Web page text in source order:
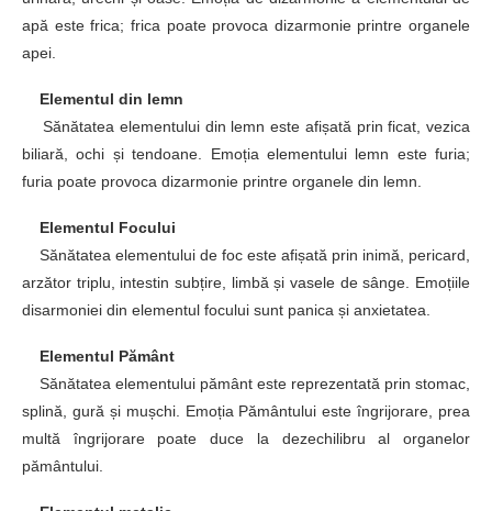
apă este frica; frica poate provoca dizarmonie printre organele
apei.
Elementul din lemn
Sănătatea elementului din lemn este afișată prin ficat, vezica
biliară, ochi și tendoane. Emoția elementului lemn este furia;
furia poate provoca dizarmonie printre organele din lemn.
Elementul Focului
Sănătatea elementului de foc este afișată prin inimă, pericard,
arzător triplu, intestin subțire, limbă și vasele de sânge. Emoțiile
disarmoniei din elementul focului sunt panica și anxietatea.
Elementul Pământ
Sănătatea elementului pământ este reprezentată prin stomac,
splină, gură și mușchi. Emoția Pământului este îngrijorare, prea
multă îngrijorare poate duce la dezechilibru al organelor
pământului.